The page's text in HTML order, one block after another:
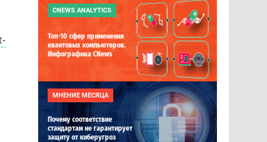
CNEWS ANALYTICS
Топ-10 сфер применения
квантовых компьютеров.
Инфографика CNews
МНЕНИЕ МЕСЯЦА
Почему соответствие
стандартам не гарантирует
защиту от киберугроз